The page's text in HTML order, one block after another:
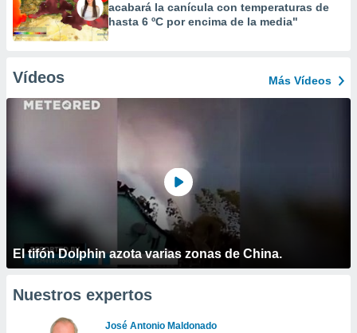
acabará la canícula con temperaturas de
hasta 6 ºC por encima de la media"
Vídeos Más Vídeos
El tifón Dolphin azota varias zonas de China.
Nuestros expertos
José Antonio Maldonado